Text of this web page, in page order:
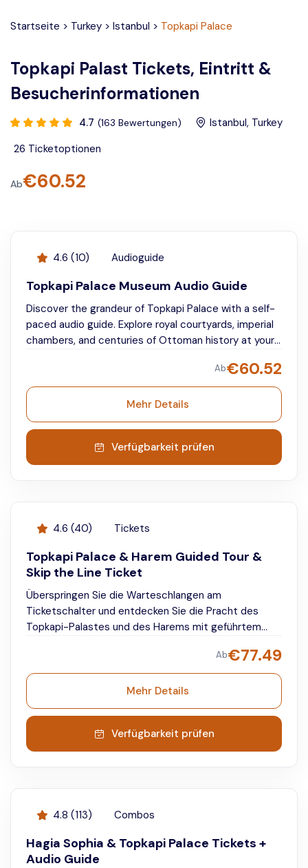
Startseite > Turkey > Istanbul > Topkapi Palace
Topkapi Palast Tickets, Eintritt &
Besucherinformationen
4.7 (163 Bewertungen) Istanbul, Turkey
26 Ticketoptionen
Ab€60.52
4.6 (10) Audioguide
Topkapi Palace Museum Audio Guide
Discover the grandeur of Topkapi Palace with a self-
paced audio guide. Explore royal courtyards, imperial
chambers, and centuries of Ottoman history at your
Ab€60.52
Mehr Details
Verfügbarkeit prüfen
4.6 (40) Tickets
Topkapi Palace & Harem Guided Tour &
Skip the Line Ticket
Überspringen Sie die Warteschlangen am
Ticketschalter und entdecken Sie die Pracht des
Topkapi-Palastes und des Harems mit geführtem
Ab€77.49
Mehr Details
Verfügbarkeit prüfen
4.8 (113) Combos
Hagia Sophia & Topkapi Palace Tickets +
Audio Guide